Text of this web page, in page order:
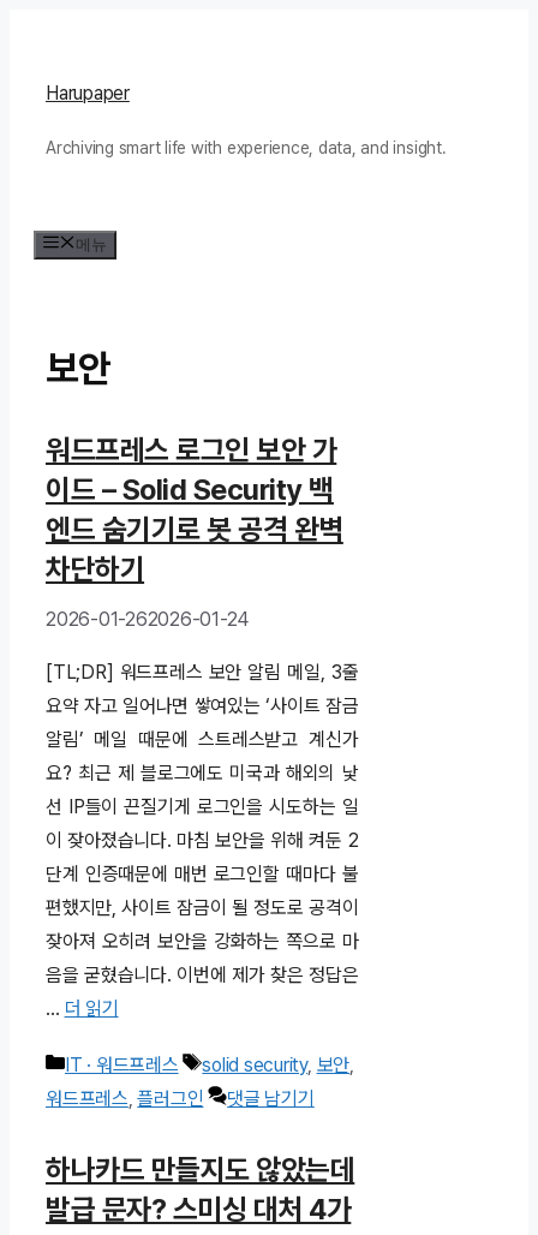
Harupaper
Archiving smart life with experience, data, and insight.
메뉴
보안
워드프레스 로그인 보안 가
이드 – Solid Security 백
엔드 숨기기로 봇 공격 완벽
차단하기
2026-01-262026-01-24
[TL;DR] 워드프레스 보안 알림 메일, 3줄
요약 자고 일어나면 쌓여있는 ‘사이트 잠금
알림’ 메일 때문에 스트레스받고 계신가
요? 최근 제 블로그에도 미국과 해외의 낯
선 IP들이 끈질기게 로그인을 시도하는 일
이 잦아졌습니다. 마침 보안을 위해 켜둔 2
단계 인증때문에 매번 로그인할 때마다 불
편했지만, 사이트 잠금이 될 정도로 공격이
잦아져 오히려 보안을 강화하는 쪽으로 마
음을 굳혔습니다. 이번에 제가 찾은 정답은
… 더 읽기
카
테
리
IT · 워드프레스
태
그
solid security, 보안
워드프레스 ,플러그인 댓글 남기기
하나카드 만들지도 않았는데
발급 문자? 스미싱 대처 4가